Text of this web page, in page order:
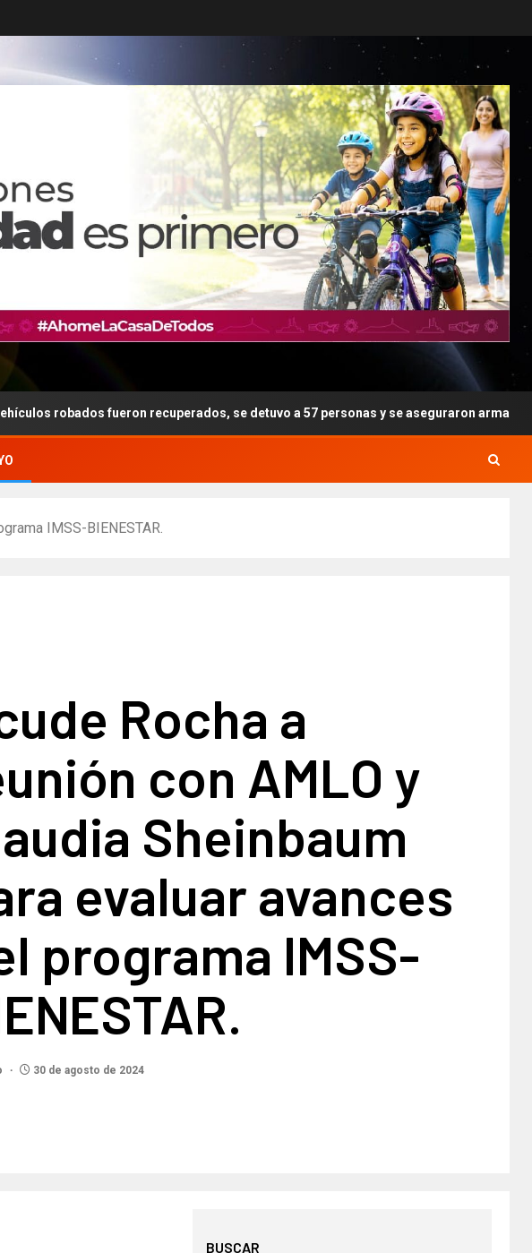
recuperados, se detuvo a 57 personas y se aseguraron armas, drogas y explosivos
IMSS-BIENESTAR.
Rocha a
con AMLO y
Sheinbaum
evaluar avances
programa IMSS-
30 de agosto de 2024
BUSCAR